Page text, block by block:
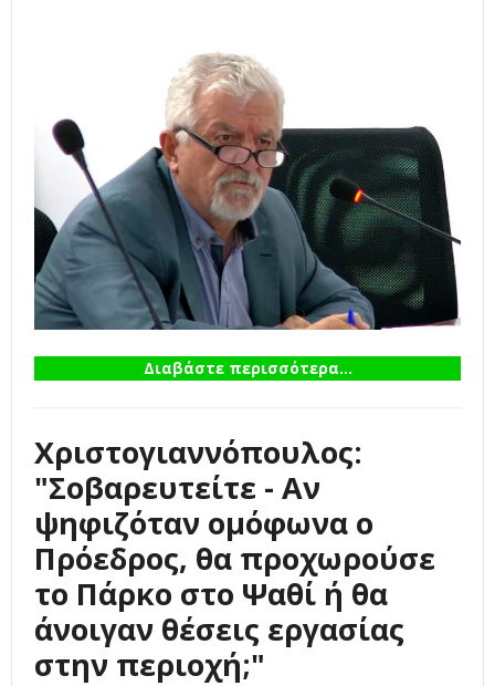
Διαβάστε περισσότερα...
Χριστογιαννόπουλος:
"Σοβαρευτείτε - Αν
ψηφιζόταν ομόφωνα ο
Πρόεδρος, θα προχωρούσε
το Πάρκο στο Ψαθί ή θα
άνοιγαν θέσεις εργασίας
στην περιοχή;"